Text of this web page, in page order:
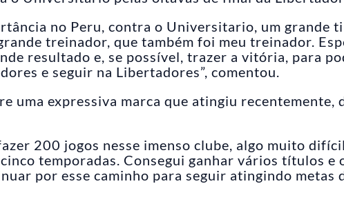
no Peru, contra o Universitario, um grande
treinador, que também foi meu treinador.
resultado e, se possível, trazer a vitória, para
e seguir na Libertadores”, comentou.
uma expressiva marca que atingiu recentemente,
200 jogos nesse imenso clube, algo muito
temporadas. Consegui ganhar vários títulos e
por esse caminho para seguir atingindo metas